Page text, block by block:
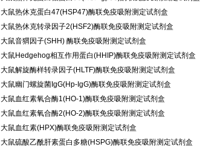
大鼠热休克蛋白47(HSP47)酶联免疫吸附测定试剂盒
大鼠热休克转录因子2(HSF2)酶联免疫吸附测定试剂盒
大鼠音猬因子(SHH) 酶联免疫吸附测定试剂盒
大鼠Hedgehog相互作用蛋白(HHIP)酶联免疫吸附测定试剂盒
大鼠解旋酶样转录因子(HLTF)酶联免疫吸附测定试剂盒
大鼠幽门螺旋菌IgG(Hp-IgG)酶联免疫吸附测定试剂盒
大鼠血红素氧合酶1(HO-1)酶联免疫吸附测定试剂盒
大鼠血红素氧合酶2(HO-2)酶联免疫吸附测定试剂盒
大鼠血红素(HPX)酶联免疫吸附测定试剂盒
大鼠硫酸乙酰肝素蛋白多糖(HSPG)酶联免疫吸附测定试剂盒